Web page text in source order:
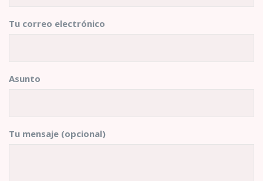
Tu correo electrónico
Asunto
Tu mensaje (opcional)